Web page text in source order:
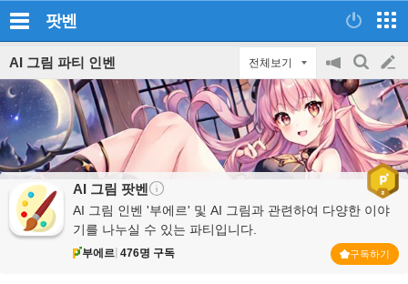
팟벤
AI 그림 파티 인벤 전체보기
공
지
on/off
검
색
글
쓰
기
AI 그림 팟벤
부에르 476명 구독
AI 그림 인벤 '부에르' 및 AI 그림과 관련하여 다양한 이야
기를 나누실 수 있는 파티입니다.
구독하기